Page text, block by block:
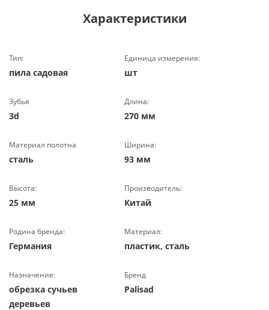
Характеристики
Тип:
пила садовая
Единица измерения:
шт
Зубья
3d
Длина:
270 мм
Материал полотна
сталь
Ширина:
93 мм
Высота:
25 мм
Производитель:
Китай
Родина бренда:
Германия
Материал:
пластик, сталь
Назначение:
обрезка сучьев
деревьев
Бренд
Palisad